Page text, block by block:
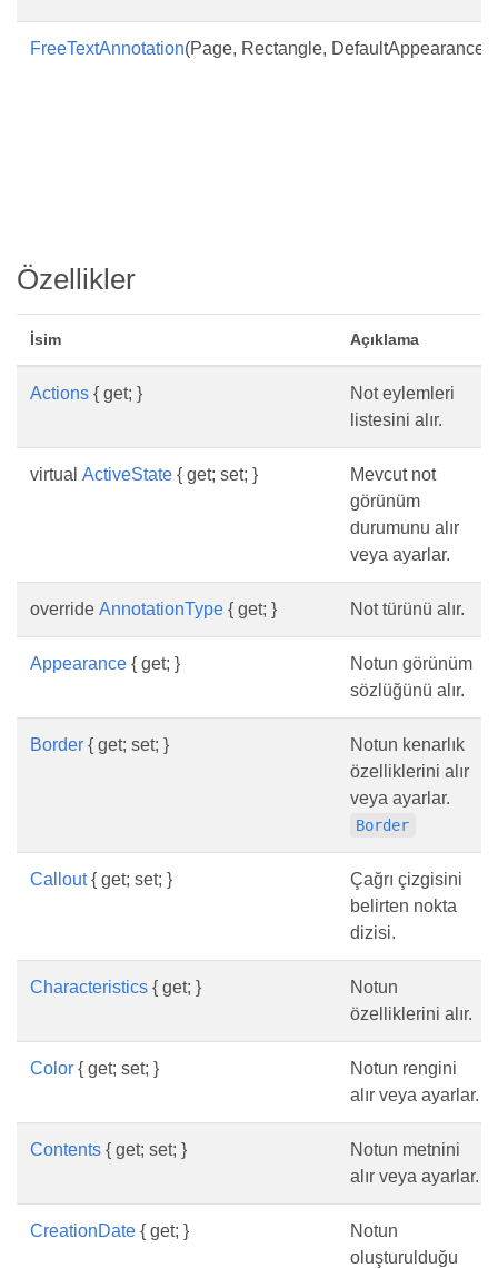
FreeTextAnnotation(Page, Rectangle, DefaultAppearance)
Özellikler
İsim Açıklama
Actions { get; }
Not eylemleri
listesini alır.
virtual ActiveState { get; set; }
Mevcut not
görünüm
durumunu alır
veya ayarlar.
override AnnotationType { get; } Not türünü alır.
Appearance { get; }
Notun görünüm
sözlüğünü alır.
Border { get; set; }
Notun kenarlık
özelliklerini alır
veya ayarlar.
Border
Callout{ get; set; }
Çağrı çizgisini
belirten nokta
dizisi.
Characteristics { get; }
Notun
özelliklerini alır.
Color { get; set; }
Notun rengini
alır veya ayarlar.
Contents { get; set; }
Notun metnini
alır veya ayarlar.
CreationDate { get; }
Notun
oluşturulduğu